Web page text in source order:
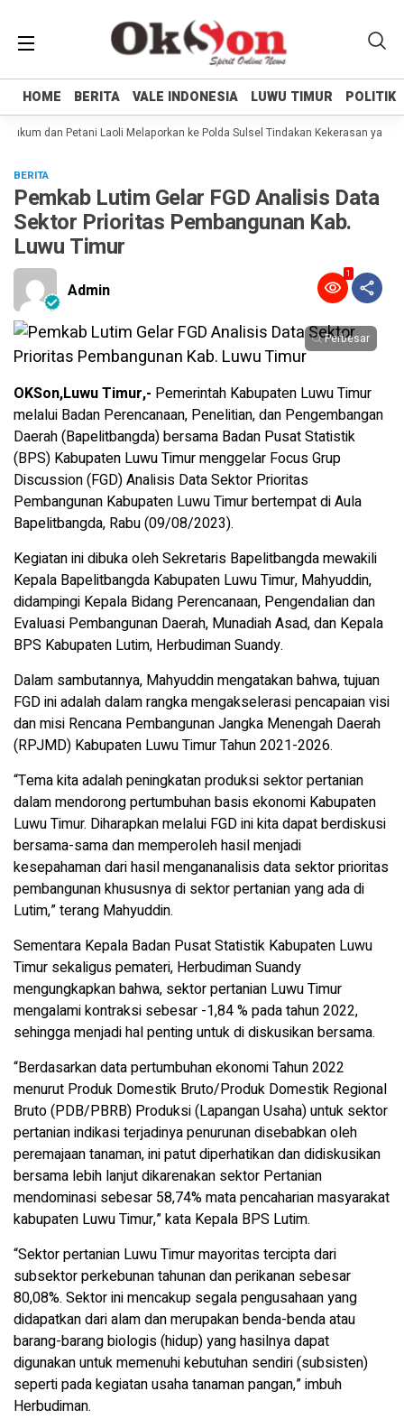
HOME BERITA VALE INDONESIA LUWU TIMUR POLITIK
HOME BERITA VALE INDONESIA LUWU TIMUR POLITIK
dan Petani Laoli Melaporkan ke Polda Sulsel Tindakan Kekerasan yang
BERITA
Pemkab Lutim Gelar FGD Analisis Data
Sektor Prioritas Pembangunan Kab.
Luwu Timur
Admin
1
Perbesar
OKSon,Luwu Timur,- Pemerintah Kabupaten Luwu Timur
melalui Badan Perencanaan, Penelitian, dan Pengembangan
Daerah (Bapelitbangda) bersama Badan Pusat Statistik
(BPS) Kabupaten Luwu Timur menggelar Focus Grup
Discussion (FGD) Analisis Data Sektor Prioritas
Pembangunan Kabupaten Luwu Timur bertempat di Aula
Bapelitbangda, Rabu (09/08/2023).
Kegiatan ini dibuka oleh Sekretaris Bapelitbangda mewakili
Kepala Bapelitbangda Kabupaten Luwu Timur, Mahyuddin,
didampingi Kepala Bidang Perencanaan, Pengendalian dan
Evaluasi Pembangunan Daerah, Munadiah Asad, dan Kepala
BPS Kabupaten Lutim, Herbudiman Suandy.
Dalam sambutannya, Mahyuddin mengatakan bahwa, tujuan
FGD ini adalah dalam rangka mengakselerasi pencapaian visi
dan misi Rencana Pembangunan Jangka Menengah Daerah
(RPJMD) Kabupaten Luwu Timur Tahun 2021-2026.
“Tema kita adalah peningkatan produksi sektor pertanian
dalam mendorong pertumbuhan basis ekonomi Kabupaten
Luwu Timur. Diharapkan melalui FGD ini kita dapat berdiskusi
bersama-sama dan memperoleh hasil menjadi
kesepahaman dari hasil mengananalisis data sektor prioritas
pembangunan khususnya di sektor pertanian yang ada di
Lutim,” terang Mahyuddin.
Sementara Kepala Badan Pusat Statistik Kabupaten Luwu
Timur sekaligus pemateri, Herbudiman Suandy
mengungkapkan bahwa, sektor pertanian Luwu Timur
mengalami kontraksi sebesar -1,84 % pada tahun 2022,
sehingga menjadi hal penting untuk di diskusikan bersama.
“Berdasarkan data pertumbuhan ekonomi Tahun 2022
menurut Produk Domestik Bruto/Produk Domestik Regional
Bruto (PDB/PBRB) Produksi (Lapangan Usaha) untuk sektor
pertanian indikasi terjadinya penurunan disebabkan oleh
peremajaan tanaman, ini patut diperhatikan dan didiskusikan
bersama lebih lanjut dikarenakan sektor Pertanian
mendominasi sebesar 58,74% mata pencaharian masyarakat
kabupaten Luwu Timur,” kata Kepala BPS Lutim.
“Sektor pertanian Luwu Timur mayoritas tercipta dari
subsektor perkebunan tahunan dan perikanan sebesar
80,08%. Sektor ini mencakup segala pengusahaan yang
didapatkan dari alam dan merupakan benda-benda atau
barang-barang biologis (hidup) yang hasilnya dapat
digunakan untuk memenuhi kebutuhan sendiri (subsisten)
seperti pada kegiatan usaha tanaman pangan,” imbuh
Herbudiman.